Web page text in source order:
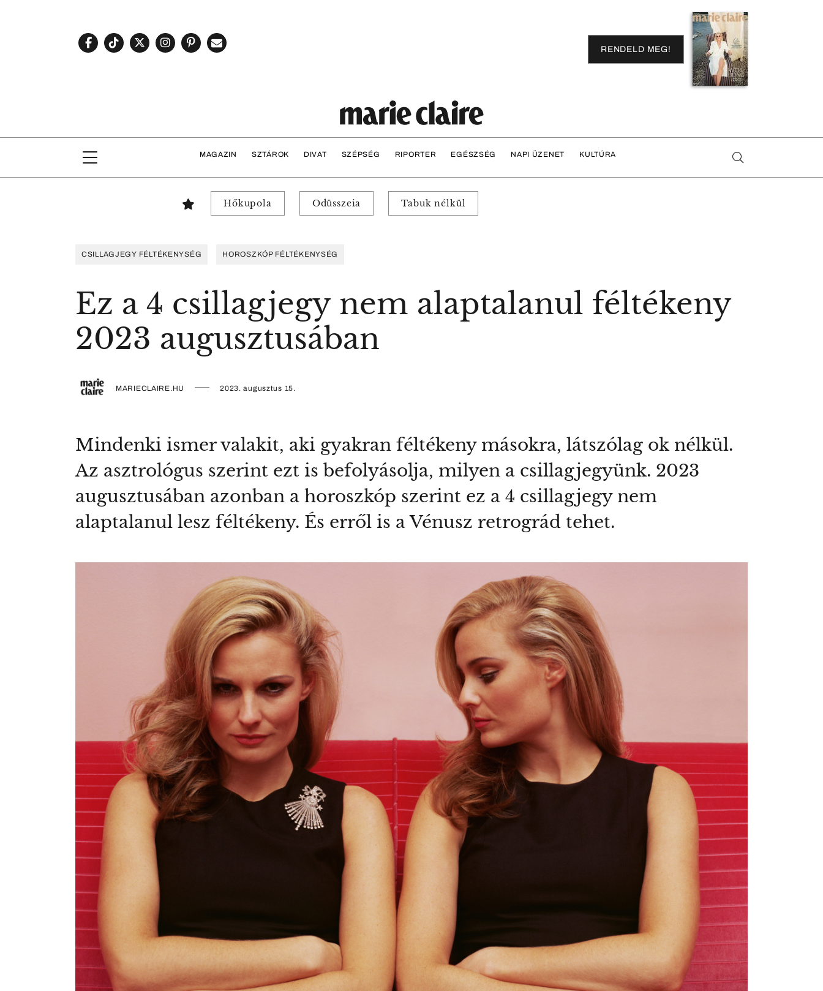
RENDELD MEG!
MAGAZIN SZTÁROK DIVAT SZÉPSÉG RIPORTER EGÉSZSÉG NAPI ÜZENET KULTÚRA
Hőkupola Odüsszeia Tabuk nélkül
CSILLAGJEGY FÉLTÉKENYSÉG HOROSZKÓP FÉLTÉKENYSÉG
Ez a 4 csillagjegy nem alaptalanul féltékeny
2023 augusztusában
MARIECLAIRE.HU 2023. augusztus 15.
Mindenki ismer valakit, aki gyakran féltékeny másokra, látszólag ok nélkül.
Az asztrológus szerint ezt is befolyásolja, milyen a csillagjegyünk. 2023
augusztusában azonban a horoszkóp szerint ez a 4 csillagjegy nem
alaptalanul lesz féltékeny. És erről is a Vénusz retrográd tehet.